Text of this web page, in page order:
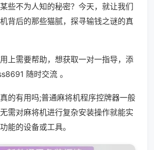
些不为人知的秘密？今天，就让我们
背后的那些猫腻，探寻输钱之谜的真
上需要帮助，想获取一对一指导，添
随时交流 。
的有用吗;普通麻将机程序控牌器一般
需对麻将机进行复杂安装操作就能实
能的设备或工具。